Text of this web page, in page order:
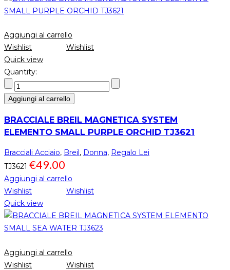
Aggiungi al carrello
Wishlist
Wishlist
Quick view
Quantity:
Aggiungi al carrello
BRACCIALE BREIL MAGNETICA SYSTEM
ELEMENTO SMALL PURPLE ORCHID TJ3621
Bracciali Acciaio, Breil, Donna, Regalo Lei
TJ3621 €49.00
Aggiungi al carrello
Wishlist
Wishlist
Quick view
Aggiungi al carrello
Wishlist
Wishlist